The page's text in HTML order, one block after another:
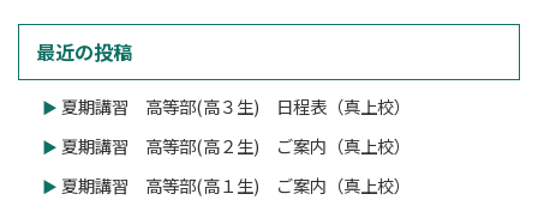
最近の投稿
夏期講習 高等部(高３生) 日程表（真上校）
夏期講習 高等部(高２生) ご案内（真上校）
夏期講習 高等部(高１生) ご案内（真上校）